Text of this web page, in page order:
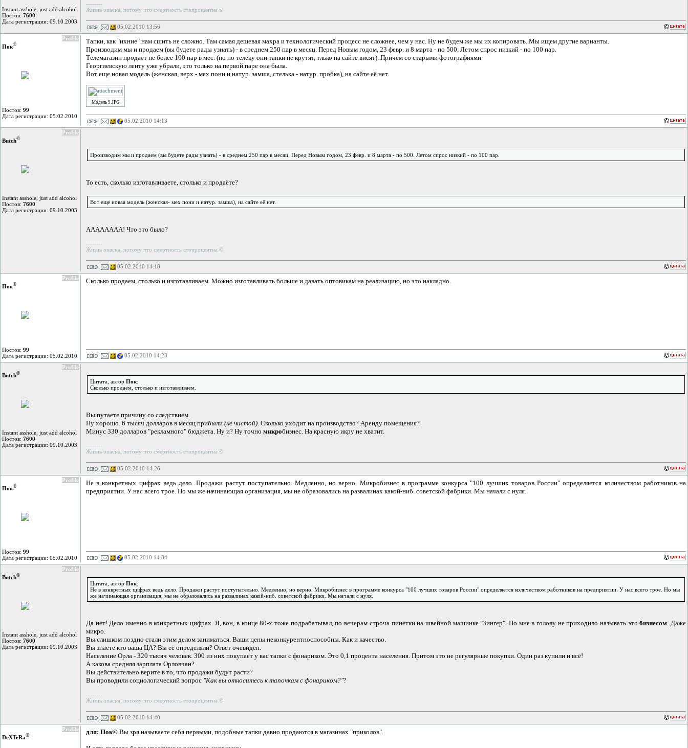
Instant asshole, just add alcohol
Постов: 7600
Дата регистрации: 09.10.2003
--------
Жизнь опасна, потому что смертность стопроцентна ©
05.02.2010 13:56
Profile
Пок©
Постов: 99
Дата регистрации: 05.02.2010
Тапки, как "ихние" нам сшить не сложно. Там самая дешевая махра и технологический процесс не сложнее, чем у нас. Ну не будем же мы их копировать. Мы ищем другие варианты.
Производим мы и продаем (вы будете рады узнать) - в среднем 250 пар в месяц. Перед Новым годом, 23 февр. и 8 марта - по 500. Летом спрос низкий - по 100 пар.
Телемагазин продает не более 100 пар в мес. (но по телеку они тапки не крутят, тлько на сайте висят). Причем со старыми фотографиями.
Георгиевскую ленту уже убрали, это только на первой паре она была.
Вот еще новая модель (женская, верх - мех пони и натур. замша, стелька - натур. пробка), на сайте её нет.
Модель 9.JPG
05.02.2010 14:13
Profile
Butch©
Instant asshole, just add alcohol
Постов: 7600
Дата регистрации: 09.10.2003
Производим мы и продаем (вы будете рады узнать) - в среднем 250 пар в месяц. Перед Новым годом, 23 февр. и 8 марта - по 500. Летом спрос низкий - по 100 пар.
То есть, сколько изготавливаете, столько и продаёте?
Вот еще новая модель (женская- мех пони и натур. замша), на сайте её нет.
АААААААА! Что это было?
--------
Жизнь опасна, потому что смертность стопроцентна ©
05.02.2010 14:18
Profile
Пок©
Постов: 99
Дата регистрации: 05.02.2010
Сколько продаем, столько и изготавливаем. Можно изготавливать больше и давать оптовикам на реализацию, но это накладно.
05.02.2010 14:23
Profile
Butch©
Instant asshole, just add alcohol
Постов: 7600
Дата регистрации: 09.10.2003
Цитата, автор Пок:
Сколько продаем, столько и изготавливаем.
Вы путаете причину со следствием.
Ну хорошо. 6 тысяч долларов в месяц прибыли (не чистой). Сколько уходит на производство? Аренду помещения?
Минус 330 долларов "рекламного" бюджета. Ну и? Ну точно микробизнес. На красную икру не хватит.
--------
Жизнь опасна, потому что смертность стопроцентна ©
05.02.2010 14:26
Profile
Пок©
Постов: 99
Дата регистрации: 05.02.2010
Не в конкретных цифрах ведь дело. Продажи растут поступательно. Медленно, но верно. Микробизнес в программе конкурса "100 лучших товаров России" определяется количеством работников на
предприятии. У нас всего трое. Но мы же начинающая организация, мы не образовались на развалинах какой-ниб. советской фабрики. Мы начали с нуля.
05.02.2010 14:34
Profile
Butch©
Instant asshole, just add alcohol
Постов: 7600
Дата регистрации: 09.10.2003
Цитата, автор Пок:
Не в конкретных цифрах ведь дело. Продажи растут поступательно. Медленно, но верно. Микробизнес в программе конкурса "100 лучших товаров России" определяется количеством работников на предприятии. У нас всего трое. Но мы
же начинающая организация, мы не образовались на развалинах какой-ниб. советской фабрики. Мы начали с нуля.
Да нет! Дело именно в конкретных цифрах. Я, вон, в конце 80-х тоже подрабатывал, по вечерам строча пинетки на швейной машинке "Зингер". Но мне в голову не приходило называть этобизнесом. Даже
микро.
Вы слишком поздно стали этим делом заниматься. Ваши цены неконкурентноспособны. Как и качество.
Вы знаете кто ваша ЦА? Вы её определяли? Ответ очевиден.
Население Орла - 320 тысяч человек. 300 из них покупает у вас тапки с фонариком. Это 0,1 процента населения. Притом это не регулярные покупки. Один раз купили и всё!
А какова средняя зарплата Орловчан?
Вы действительно верите в то, что продажи будут расти?
Вы проводили социологический вопрос "Как вы относитесь к тапочкам с фонариком?"?
--------
Жизнь опасна, потому что смертность стопроцентна ©
05.02.2010 14:40
Profile
DeXTeRа© для: Пок© Вы зря называете себя первыми, подобные тапки давно продаются в магазинах "приколов".